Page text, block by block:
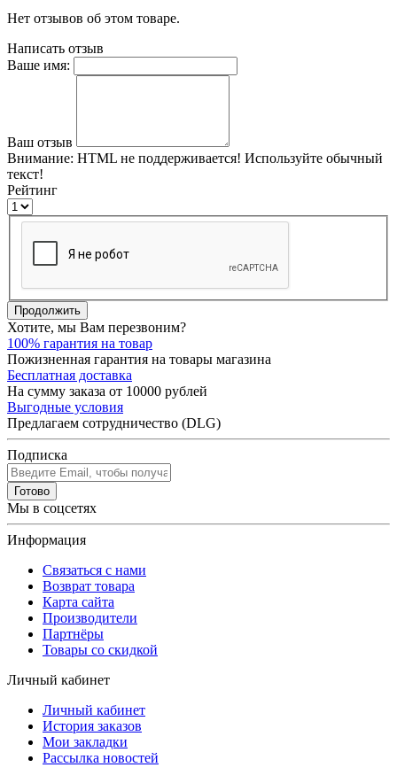
Нет отзывов об этом товаре.
Написать отзыв
Ваше имя:
Ваш отзыв
Внимание: HTML не поддерживается! Используйте обычный
текст!
Рейтинг
Продолжить
Хотите, мы Вам перезвоним?
100% гарантия на товар
Пожизненная гарантия на товары магазина
Бесплатная доставка
На сумму заказа от 10000 рублей
Выгодные условия
Предлагаем сотрудничество (DLG)
Подписка
Готово
Мы в соцсетях
Информация
Связаться с нами
Возврат товара
Карта сайта
Производители
Партнёры
Товары со скидкой
Личный кабинет
Личный кабинет
История заказов
Мои закладки
Рассылка новостей